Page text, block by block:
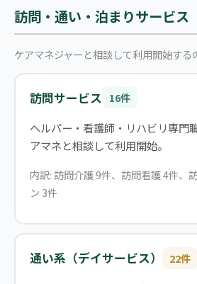
訪問・通い・泊まりサービス
ケアマネジャーと相談して利用開始する
訪問サービス 16件
ヘルパー・看護師・リハビリ専門
アマネと相談して利用開始。
内訳: 訪問介護 9件、訪問看護 4件、
ン 3件
通い系（デイサービス） 22件